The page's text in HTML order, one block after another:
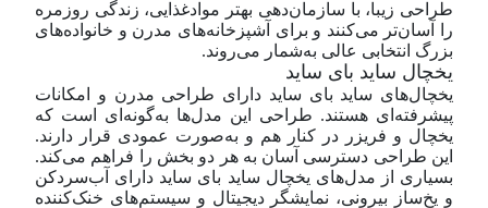
طراحی زیبا، با سازمان‌دهی بهتر موادغذایی، زندگی روزمره
را آسان‌تر می‌کنند و برای آشپزخانه‌های مدرن و خانواده‌های
بزرگ انتخابی عالی به‌شمار می‌روند.
یخچال ساید بای ساید
یخچال‌های ساید بای ساید دارای طراحی مدرن و امکانات
پیشرفته‌ای هستند. طراحی این مدل‌ها به‌گونه‌ای است که
یخچال و فریزر در کنار هم و به‌صورت عمودی قرار دارند.
این طراحی دسترسی آسان به هر دو بخش را فراهم می‌کند.
بسیاری از مدل‌های یخچال ساید بای ساید دارای آب‌سردکن
و یخ‌ساز بیرونی، نمایشگر دیجیتال و سیستم‌های خنک‌کننده